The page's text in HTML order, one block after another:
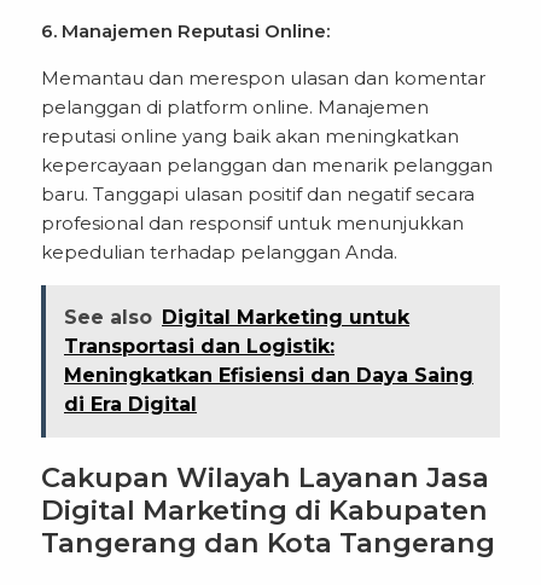
6. Manajemen Reputasi Online:
Memantau dan merespon ulasan dan komentar
pelanggan di platform online. Manajemen
reputasi online yang baik akan meningkatkan
kepercayaan pelanggan dan menarik pelanggan
baru. Tanggapi ulasan positif dan negatif secara
profesional dan responsif untuk menunjukkan
kepedulian terhadap pelanggan Anda.
See also Digital Marketing untuk
Transportasi dan Logistik:
Meningkatkan Efisiensi dan Daya Saing
di Era Digital
Cakupan Wilayah Layanan Jasa
Digital Marketing di Kabupaten
Tangerang dan Kota Tangerang